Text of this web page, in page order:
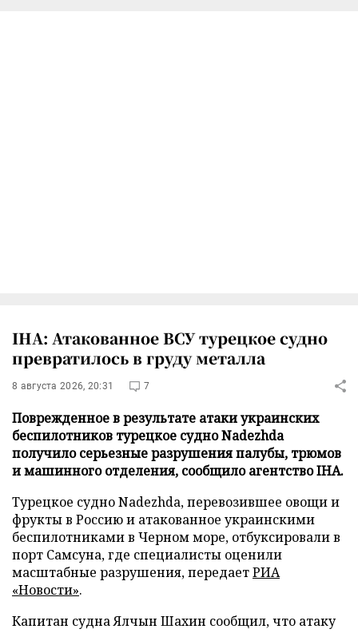
IHA: Атакованное ВСУ турецкое судно
превратилось в груду металла
8 августа 2026, 20:31 7
Поврежденное в результате атаки украинских
беспилотников турецкое судно Nadezhda
получило серьезные разрушения палубы, трюмов
и машинного отделения, сообщило агентство IHA.
Турецкое судно Nadezhda, перевозившее овощи и
фрукты в Россию и атакованное украинскими
беспилотниками в Черном море, отбуксировали в
порт Самсуна, где специалисты оценили
масштабные разрушения, передаетРИА
«Новости».
Капитан судна Ялчын Шахин сообщил, что атаку